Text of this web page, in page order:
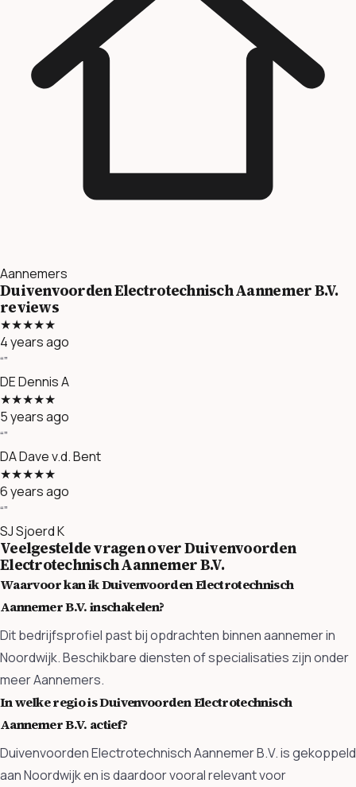
Aannemers
Duivenvoorden Electrotechnisch Aannemer B.V.
reviews
★★★★★
4 years ago
“”
DEDennis A
★★★★★
5 years ago
“”
DADave v.d. Bent
★★★★★
6 years ago
“”
SJSjoerd K
Veelgestelde vragen over Duivenvoorden
Electrotechnisch Aannemer B.V.
Waarvoor kan ik Duivenvoorden Electrotechnisch
Aannemer B.V. inschakelen?
Dit bedrijfsprofiel past bij opdrachten binnen aannemer in
Noordwijk. Beschikbare diensten of specialisaties zijn onder
meer Aannemers.
In welke regio is Duivenvoorden Electrotechnisch
Aannemer B.V. actief?
Duivenvoorden Electrotechnisch Aannemer B.V. is gekoppeld
aan Noordwijk en is daardoor vooral relevant voor